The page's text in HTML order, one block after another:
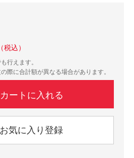
（税込）
行えます。
際に合計額が異なる場合があります。
カートに入れる
お気に入り登録